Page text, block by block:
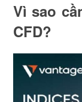
Vì sao
CFD?